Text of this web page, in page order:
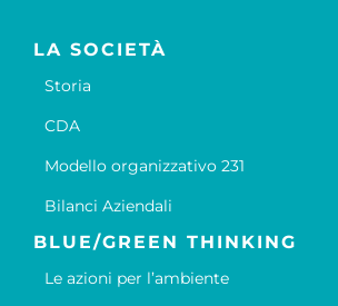
LA SOCIETÀ
Storia
CDA
Modello organizzativo 231
Bilanci Aziendali
BLUE/GREEN THINKING
Le azioni per l’ambiente